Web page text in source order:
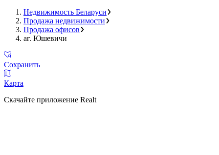
Недвижимость Беларуси
Продажа недвижимости
Продажа офисов
аг. Юшевичи
Сохранить
Карта
Скачайте приложение Realt